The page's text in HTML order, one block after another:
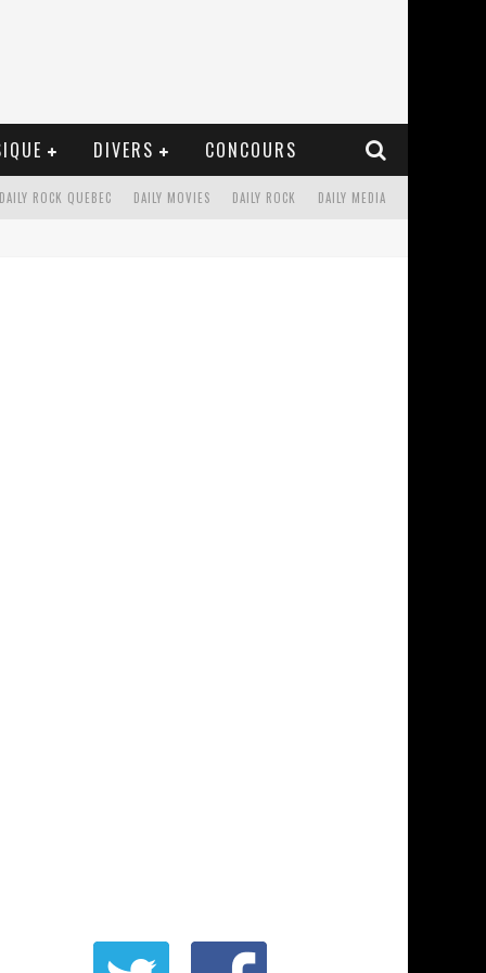
DIVERS CONCOURS
DAILY MEDIA
DAILY ROCK
DAILY MOVIES
DAILY ROCK QUEBEC